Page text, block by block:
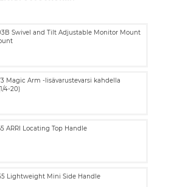
Swivel and Tilt Adjustable Monitor Mount
Magic Arm -lisävarustevarsi kahdella
4-20)
ARRI Locating Top Handle
Lightweight Mini Side Handle